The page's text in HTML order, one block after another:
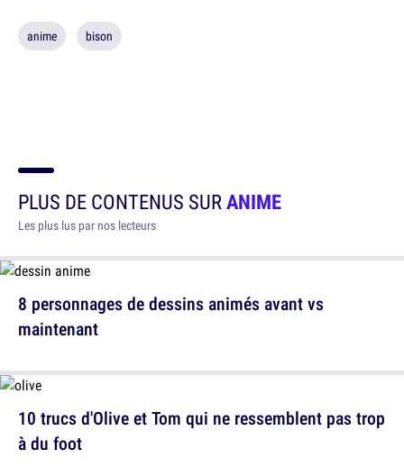
anime bison
PLUS DE CONTENUS SURANIME
Les plus lus par nos lecteurs
8 personnages de dessins animés avant vs
maintenant
10 trucs d'Olive et Tom qui ne ressemblent pas trop
à du foot